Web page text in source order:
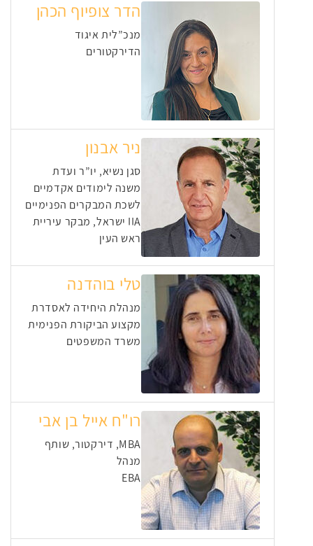
הדר צופיוף הכהן
מנכ”לית איגוד
הדירקטורים
ניר אבנון
סגן נשיא, יו”ר ועדת
משנה לימודים אקדמיים
לשכת המבקרים הפנימיים
IIA ישראל, מבקר עיריית
ראש העין
טלי בוהדנה
מנהלת היחידה לאסדרת
מקצוע הביקורת הפנימית
משרד המשפטים
רו"ח אייל בן אבי
MBA, דירקטור, שותף
מנהל
EBA